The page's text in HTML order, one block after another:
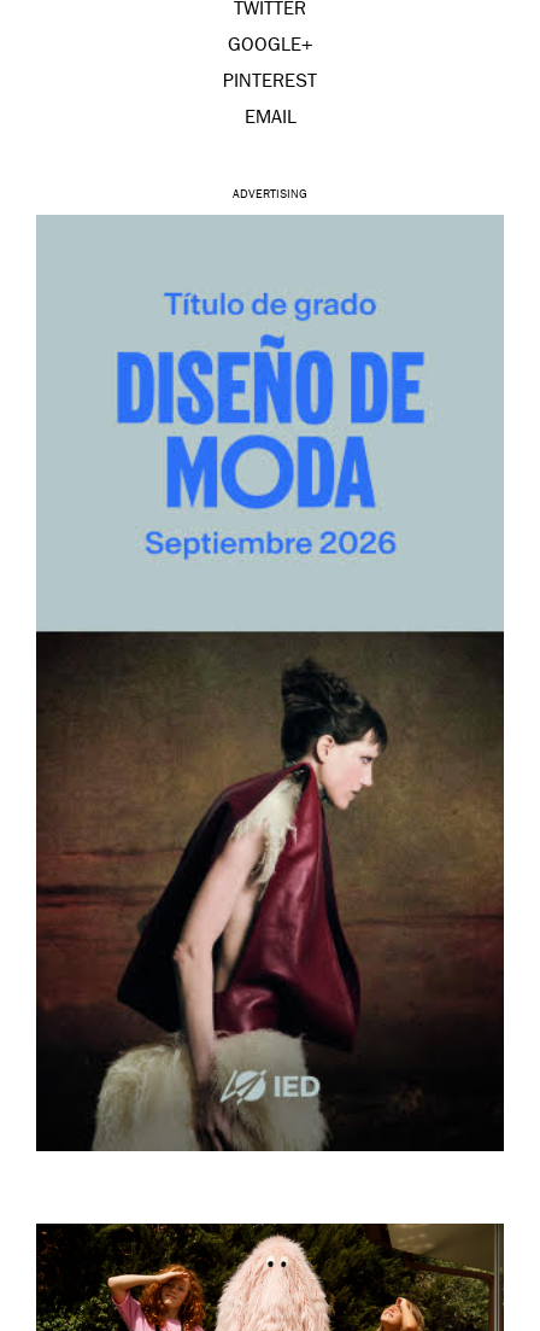
TWITTER
GOOGLE+
PINTEREST
EMAIL
ADVERTISING